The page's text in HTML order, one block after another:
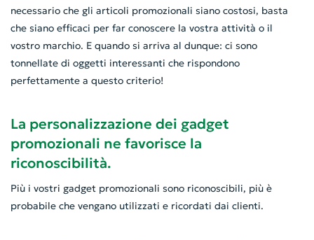
necessario che gli articoli promozionali siano costosi, basta
che siano efficaci per far conoscere la vostra attività o il
vostro marchio. E quando si arriva al dunque: ci sono
tonnellate di oggetti interessanti che rispondono
perfettamente a questo criterio!
La personalizzazione dei gadget
promozionali ne favorisce la
riconoscibilità.
Più i vostri gadget promozionali sono riconoscibili, più è
probabile che vengano utilizzati e ricordati dai clienti.